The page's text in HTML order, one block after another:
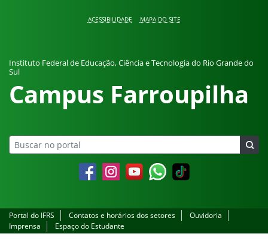
ACESSIBILIDADE MAPA DO SITE
Instituto Federal de Educação, Ciência e Tecnologia do Rio Grande do
Sul
Campus Farroupilha
FacebookInstagramYouTubeWhatsapp
Portal do IFRS Contatos e horários dos setores
Ouvidoria
Imprensa
Espaço do Estudante